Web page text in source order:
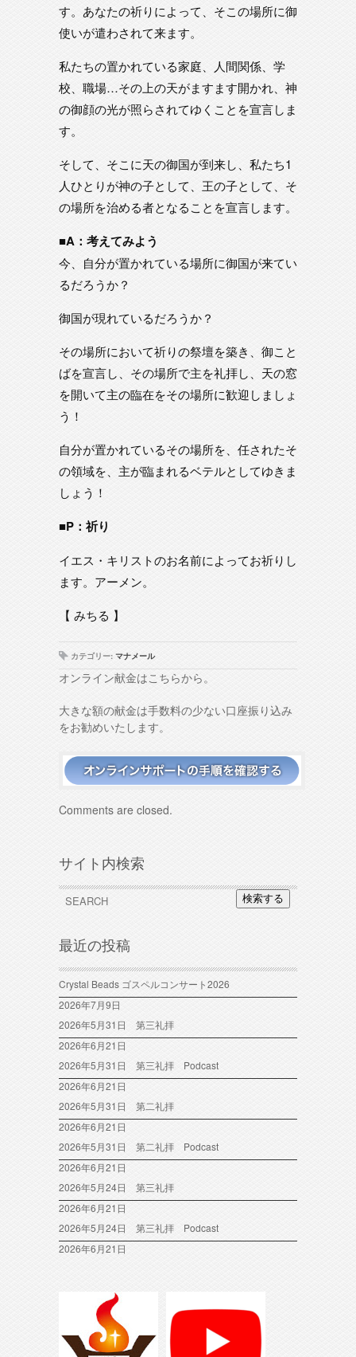
す。あなたの祈りによって、そこの場所に御
使いが遣わされて来ます。
私たちの置かれている家庭、人間関係、学
校、職場…その上の天がますます開かれ、神
の御顔の光が照らされてゆくことを宣言しま
す。
そして、そこに天の御国が到来し、私たち1
人ひとりが神の子として、王の子として、そ
の場所を治める者となることを宣言します。
■A：考えてみよう
今、自分が置かれている場所に御国が来てい
るだろうか？
御国が現れているだろうか？
その場所において祈りの祭壇を築き、御こと
ばを宣言し、その場所で主を礼拝し、天の窓
を開いて主の臨在をその場所に歓迎しましょ
う！
自分が置かれているその場所を、任されたそ
の領域を、主が臨まれるベテルとしてゆきま
しょう！
■P：祈り
イエス・キリストのお名前によってお祈りし
ます。アーメン。
【 みちる 】
カテゴリー: マナメール
オンライン献金はこちらから。
大きな額の献金は手数料の少ない口座振り込み
をお勧めいたします。
Comments are closed.
サイト内検索
検索する
最近の投稿
Crystal Beads ゴスペルコンサート2026
2026年7月9日
2026年5月31日 第三礼拝
2026年6月21日
2026年5月31日 第三礼拝 Podcast
2026年6月21日
2026年5月31日 第二礼拝
2026年6月21日
2026年5月31日 第二礼拝 Podcast
2026年6月21日
2026年5月24日 第三礼拝
2026年6月21日
2026年5月24日 第三礼拝 Podcast
2026年6月21日